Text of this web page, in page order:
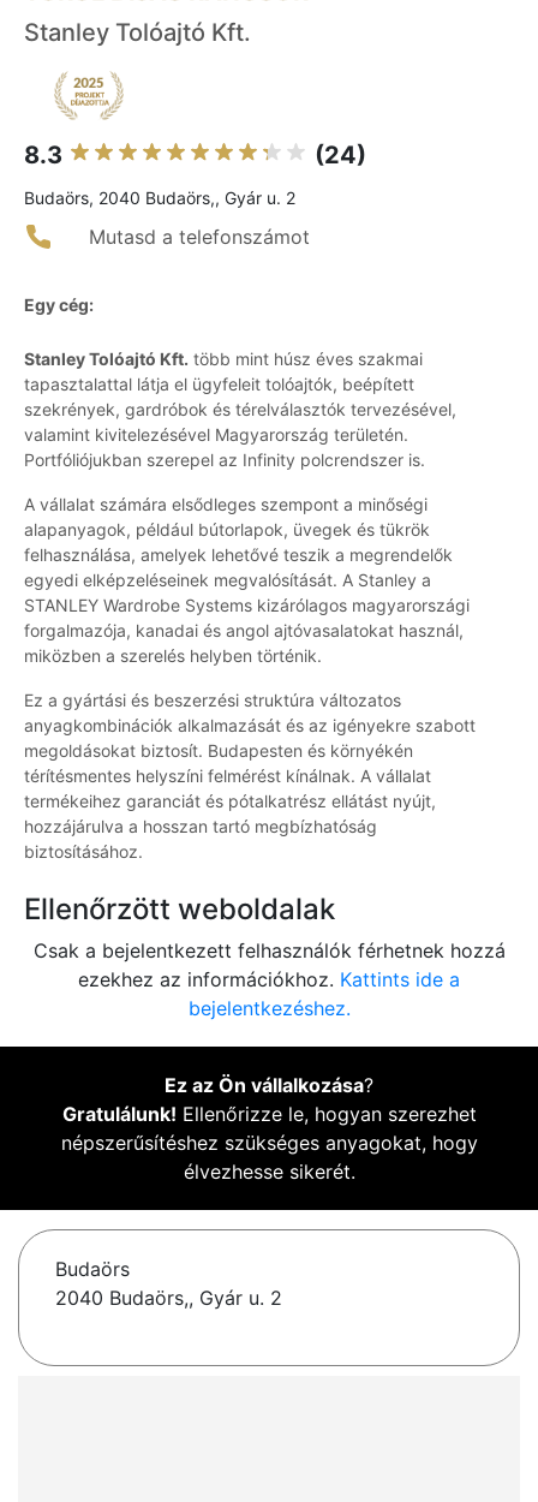
Stanley Tolóajtó Kft.
8.3 (24)
Budaörs, 2040 Budaörs,, Gyár u. 2
Mutasd a telefonszámot
Egy cég:
Stanley Tolóajtó Kft. több mint húsz éves szakmai
tapasztalattal látja el ügyfeleit tolóajtók, beépített
szekrények, gardróbok és térelválasztók tervezésével,
valamint kivitelezésével Magyarország területén.
Portfóliójukban szerepel az Infinity polcrendszer is.
A vállalat számára elsődleges szempont a minőségi
alapanyagok, például bútorlapok, üvegek és tükrök
felhasználása, amelyek lehetővé teszik a megrendelők
egyedi elképzeléseinek megvalósítását. A Stanley a
STANLEY Wardrobe Systems kizárólagos magyarországi
forgalmazója, kanadai és angol ajtóvasalatokat használ,
miközben a szerelés helyben történik.
Ez a gyártási és beszerzési struktúra változatos
anyagkombinációk alkalmazását és az igényekre szabott
megoldásokat biztosít. Budapesten és környékén
térítésmentes helyszíni felmérést kínálnak. A vállalat
termékeihez garanciát és pótalkatrész ellátást nyújt,
hozzájárulva a hosszan tartó megbízhatóság
biztosításához.
Ellenőrzött weboldalak
Csak a bejelentkezett felhasználók férhetnek hozzá
ezekhez az információkhoz. Kattints ide a
bejelentkezéshez.
Ez az Ön vállalkozása?
Gratulálunk! Ellenőrizze le, hogyan szerezhet
népszerűsítéshez szükséges anyagokat, hogy
élvezhesse sikerét.
Budaörs
2040 Budaörs,, Gyár u. 2